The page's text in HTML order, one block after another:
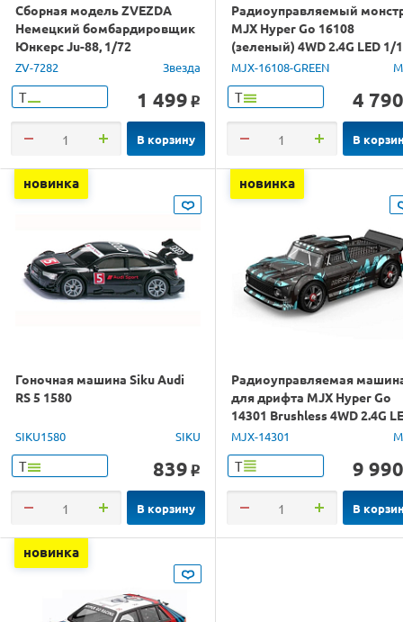
Сборная модель ZVEZDA
Немецкий бомбардировщик
Юнкерс Ju-88, 1/72
ZV-7282 Звезда
Т 1 499 o
В корзину
Радиоуправляемый
MJX Hyper Go 16108
(зеленый) 4WD 2.4G LED 1/
RTR
MJX-16108-GREEN
Т 4 790
В
новинка
Гоночная машина Siku Audi
RS 5 1580
SIKU1580 SIKU
Т 839 o
В корзину
новинка
Радиоуправляемая
для дрифта MJX Hyper Go
14301 Brushless 4WD 2.4G
1/14 RTR
MJX-14301
Т 9 990
В
новинка